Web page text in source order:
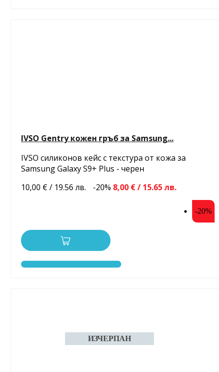
IVSO Gentry кожен гръб за Samsung...
IVSO силиконов кейс с текстура от кожа за
Samsung Galaxy S9 + Plus - черен
10,00 € / 19.56 лв.
-20% 8,00 € / 15.65 лв.
-20%